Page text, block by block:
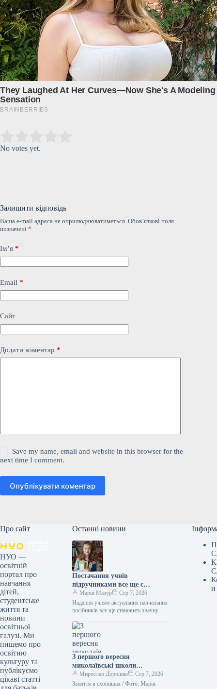
No votes yet.
Залишити відповідь
Ваша e-mail адреса не оприлюднюватиметься. Обов’язкові поля
позначені *
Ім’я *
Email *
Сайт
Додати коментар *
Save my name, email and website in this browser for the
next time I comment.
Опублікувати коментар
Про сайт
НУО —
освітній
портал про
навчання
дітей,
студентське
життя та
новини
освітньої
галузі. Ми
пишемо про
освітню
культуру та
публікуємо
цікаві статті
Останні новини
Постачання учнів
підручниками все ще є
проблемою, – міністр
Марія Мазур
Сер 7, 2026
Надання учням актуальних навчальних
посібників все ще становить значну
очільник Міністерства освіти і науки
Андрій Бутенко…
З першого вересня
миколаївські школи
розпочнуть навчання, проте
уроки проводитимуться
Мирослав Дорошко
Сер 7, 2026
Заняття в сховищах / Фото: Марія
и